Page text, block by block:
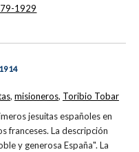
1929
jesuitas españoles en
franceses. La descripción
y generosa España". La
, misioneros, Toribio Tobar